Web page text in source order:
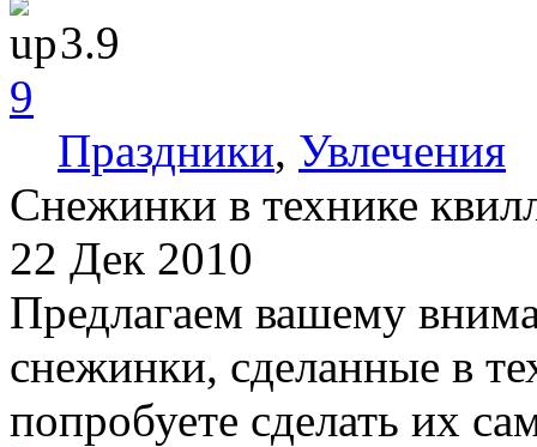
3.9
9
Праздники, Увлечения
Снежинки в технике
22 Дек 2010
Предлагаем вашему
снежинки, сделанные в
попробуете сделать их